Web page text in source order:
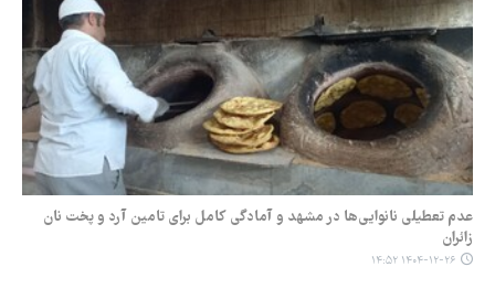
عدم تعطیلی نانوایی‌ها در مشهد و آمادگی کامل برای تامین آرد و پخت نان
زائران
۱۴۰۴-۱۲-۲۶ ۱۴:۵۲